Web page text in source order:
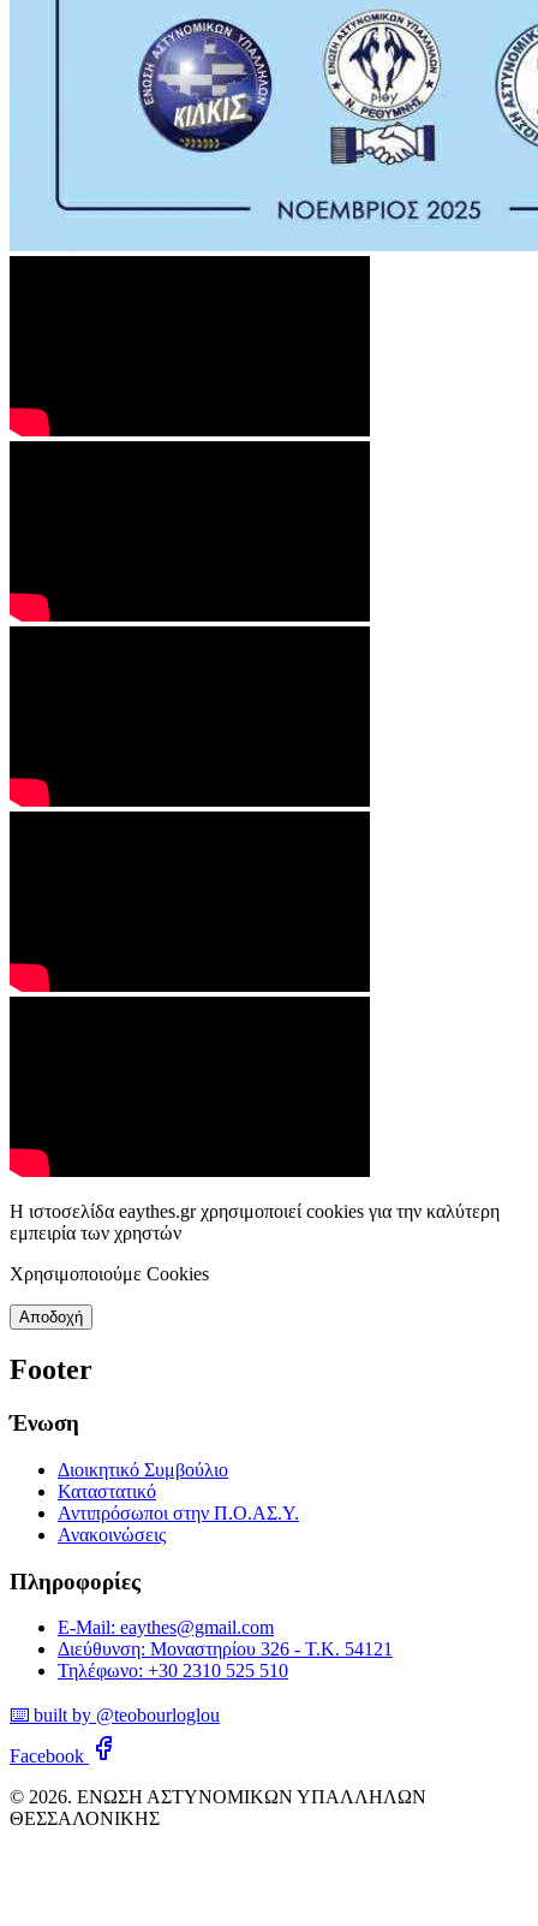
Η ιστοσελίδα eaythes.gr χρησιμοποιεί cookies για την καλύτερη
εμπειρία των χρηστών
Χρησιμοποιούμε Cookies
Αποδοχή
Footer
Ένωση
Διοικητικό Συμβούλιο
Καταστατικό
Αντιπρόσωποι στην Π.Ο.ΑΣ.Υ.
Ανακοινώσεις
Πληροφορίες
E-Mail: eaythes@gmail.com
Διεύθυνση: Μοναστηρίου 326 - Τ.Κ. 54121
Τηλέφωνο: +30 2310 525 510
⌨️ built by @teobourloglou
Facebook
© 2026. ΕΝΩΣΗ ΑΣΤΥΝΟΜΙΚΩΝ ΥΠΑΛΛΗΛΩΝ
ΘΕΣΣΑΛΟΝΙΚΗΣ